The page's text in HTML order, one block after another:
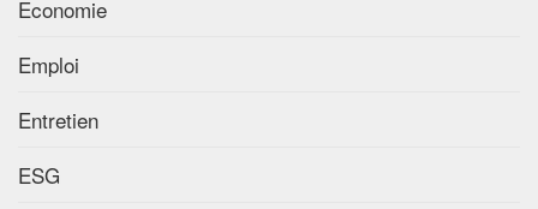
Economie
Emploi
Entretien
ESG